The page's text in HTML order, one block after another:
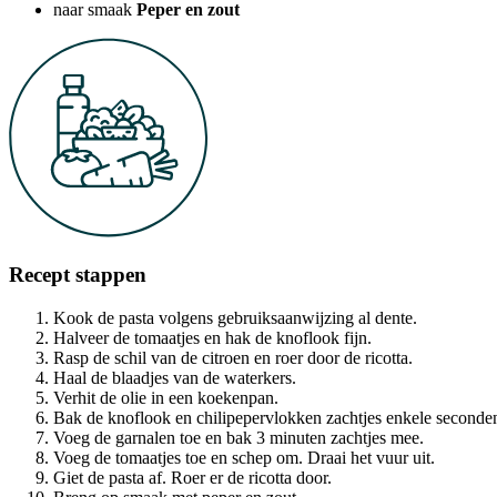
naar smaak Peper en zout
Recept stappen
Kook de pasta volgens gebruiksaanwijzing al dente.
Halveer de tomaatjes en hak de knoflook fijn.
Rasp de schil van de citroen en roer door de ricotta.
Haal de blaadjes van de waterkers.
Verhit de olie in een koekenpan.
Bak de knoflook en chilipepervlokken zachtjes enkele
Voeg de garnalen toe en bak 3 minuten zachtjes mee.
Voeg de tomaatjes toe en schep om. Draai het vuur uit.
Giet de pasta af. Roer er de ricotta door.